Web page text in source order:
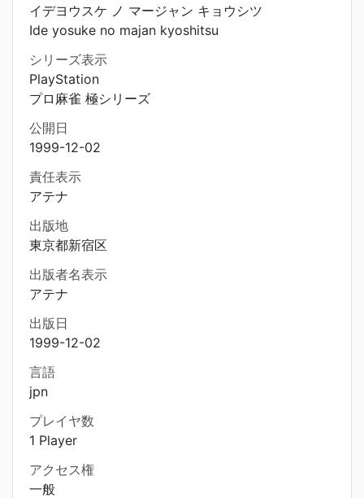
イデヨウスケ ノ マージャン キョウシツ
Ide yosuke no majan kyoshitsu
シリーズ表示
PlayStation
プロ麻雀 極シリーズ
公開日
1999-12-02
責任表示
アテナ
出版地
東京都新宿区
出版者名表示
アテナ
出版日
1999-12-02
言語
jpn
プレイヤ数
1 Player
アクセス権
一般